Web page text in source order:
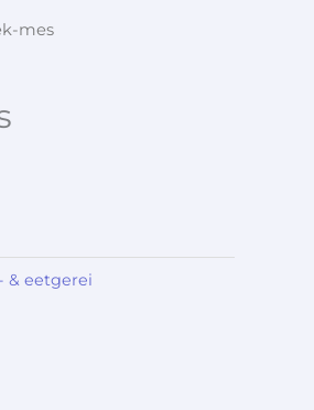
mes
& eetgerei